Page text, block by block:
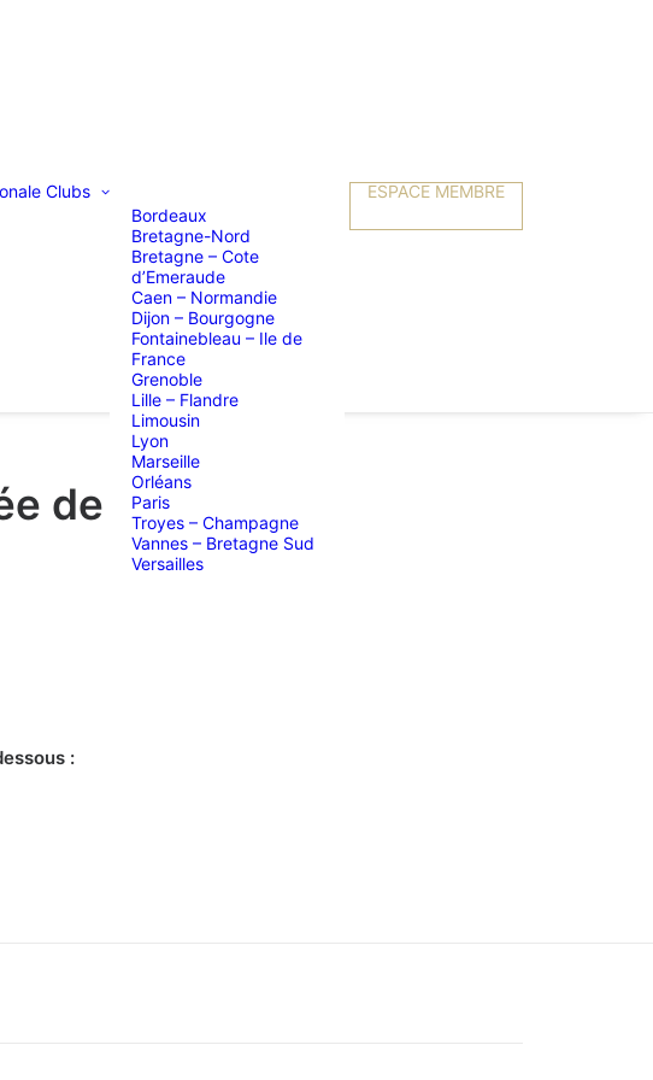
Clubs
Bordeaux
Bretagne-Nord
Bretagne – Cote
d’Emeraude
Caen – Normandie
Dijon – Bourgogne
Fontainebleau – Ile de
France
Grenoble
Lille – Flandre
Limousin
Lyon
Marseille
Orléans
Paris
Troyes – Champagne
Vannes – Bretagne Sud
Versailles
ESPACE MEMBRE
de la Marine
: